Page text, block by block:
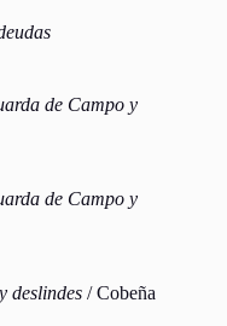
de Campo y
de Campo y
deslindes / Cobeña